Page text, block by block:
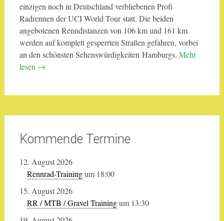
einzigen noch in Deutschland verbliebenen Profi
Radrennen der UCI World Tour statt. Die beiden
angebotenen Renndistanzen von 106 km und 161 km
werden auf komplett gesperrten Straßen gefahren, vorbei
an den schönsten Sehenswürdigkeiten Hamburgs. Mehr
lesen →
Kommende Termine
12. August 2026
Rennrad-Trainingum 18:00
15. August 2026
RR / MTB / Gravel Trainingum 13:30